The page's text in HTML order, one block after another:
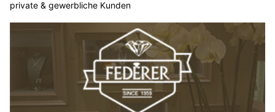
private & gewerbliche Kunden